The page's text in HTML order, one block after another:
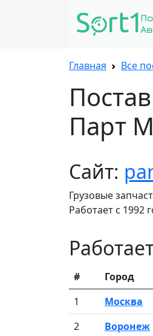
Главная Все
Парт
Сайт:
Грузовые
Работает с 1992
# Город
1
Москва
2 Воронеж